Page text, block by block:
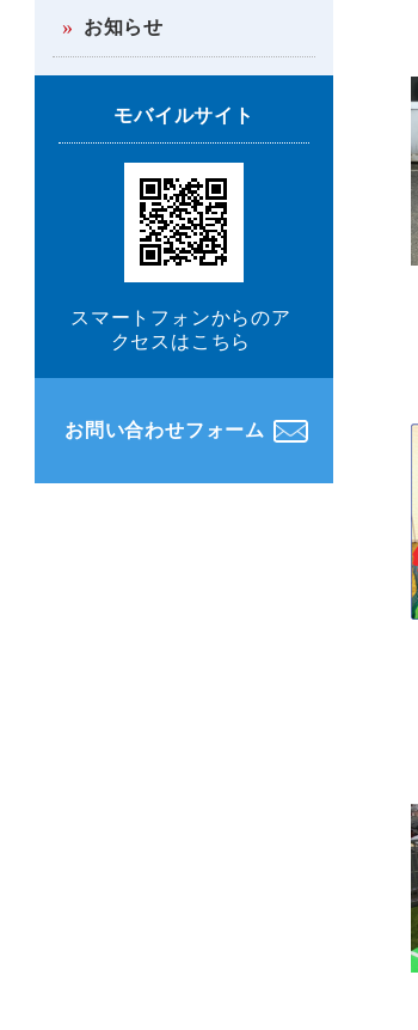
お知らせ
モバイルサイト
スマートフォンからのア
クセスはこちら
お問い合わせフォーム